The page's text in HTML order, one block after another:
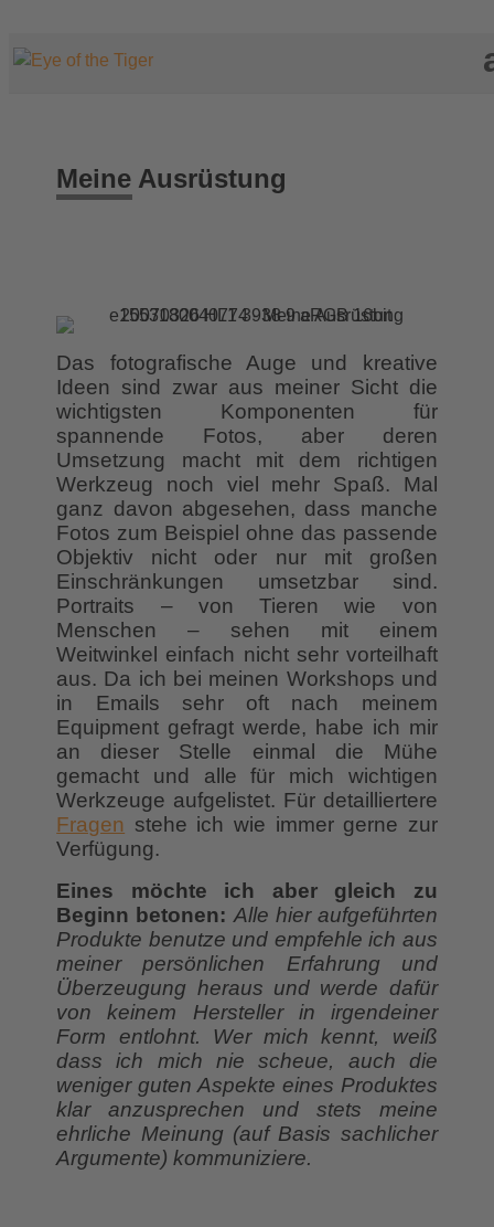
Meine Ausrüstung
Das fotografische Auge und kreative
Ideen sind zwar aus meiner Sicht die
wichtigsten Komponenten für
spannende Fotos, aber deren
Umsetzung macht mit dem richtigen
Werkzeug noch viel mehr Spaß. Mal
ganz davon abgesehen, dass manche
Fotos zum Beispiel ohne das passende
Objektiv nicht oder nur mit großen
Einschränkungen umsetzbar sind.
Portraits – von Tieren wie von
Menschen – sehen mit einem
Weitwinkel einfach nicht sehr vorteilhaft
aus. Da ich bei meinen Workshops und
in Emails sehr oft nach meinem
Equipment gefragt werde, habe ich mir
an dieser Stelle einmal die Mühe
gemacht und alle für mich wichtigen
Werkzeuge aufgelistet. Für detailliertere
Fragen stehe ich wie immer gerne zur
Verfügung.
Eines möchte ich aber gleich zu
Beginn betonen: Alle hier aufgeführten
Produkte benutze und empfehle ich aus
meiner persönlichen Erfahrung und
Überzeugung heraus und werde dafür
von keinem Hersteller in irgendeiner
Form entlohnt. Wer mich kennt, weiß
dass ich mich nie scheue, auch die
weniger guten Aspekte eines Produktes
klar anzusprechen und stets meine
ehrliche Meinung (auf Basis sachlicher
Argumente) kommuniziere.